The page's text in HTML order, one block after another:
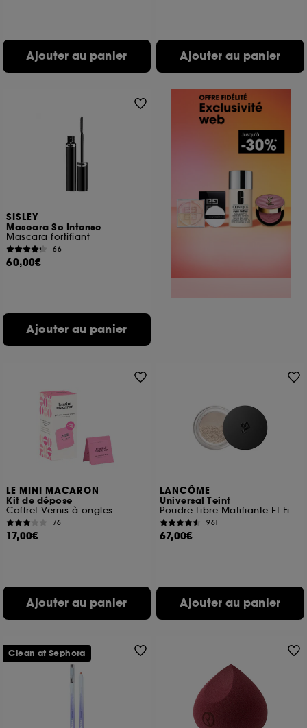
Ajouter au panier Ajouter au panier
SISLEY
Mascara So Intense
Mascara fortifiant
66
60,00€
Ajouter au panier
LE MINI MACARON
Kit de dépose
Coffret Vernis à ongles
76
17,00€
Ajouter au panier
LANCÔME
Universal Teint
Poudre Libre Matifiante Et Fixatrice
961
67,00€
Ajouter au panier
Clean at Sephora